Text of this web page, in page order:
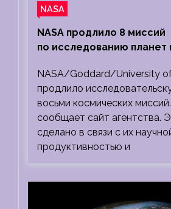
NASA
NASA продлило 8 миссий
по исследованию планет
NASA/Goddard/University
продлило
восьми космических
сообщает сайт агентства.
сделано в связи с их
продуктивностью и